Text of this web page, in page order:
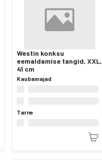
Westin konksu
eemaldamise tangid, XXL,
41 cm
Kaubamajad
Tarne